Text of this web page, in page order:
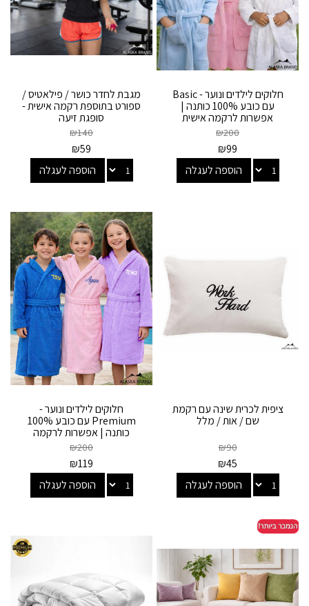
חלוקים לילדים ונוער - Basic
עם כובע 100% כותנה |
אפשרות לרקמה אישית
₪200
₪99
הוספה לעגלה
מגבת לחדר כושר / פילאטיס /
ספורט בתוספת רקמה אישית -
סופגת זיעה
₪140
₪59
הוספה לעגלה
ציפית לכרית שינה עם רקמת
שם / אות / מלל
₪90
₪45
הוספה לעגלה
חלוקים לילדים ונוער -
Premium עם כובע 100%
כותנה | אפשרות לרקמה
אישית
₪200
₪119
הוספה לעגלה